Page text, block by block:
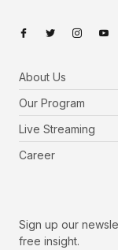
About Us
Our Program
Live Streaming
Career
Sign up our
free insight.